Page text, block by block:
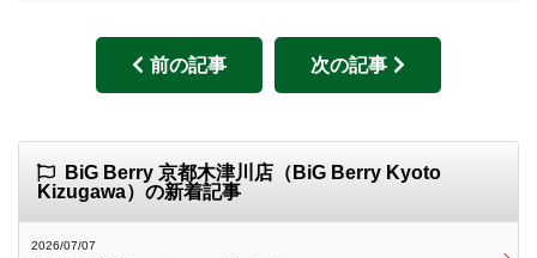
前の記事 次の記事
BiG Berry 京都木津川店（BiG Berry Kyoto
Kizugawa）の新着記事
2026/07/07